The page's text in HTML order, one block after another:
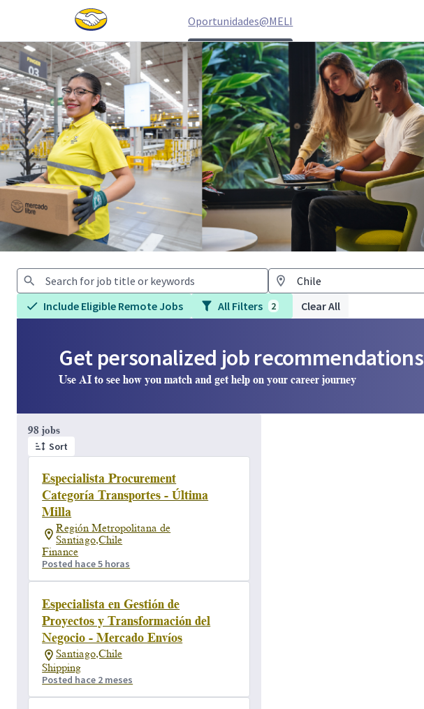
Oportunidades@MELI
Jobs
Include Eligible Remote Jobs
All Filters 2 Clear All
Get personalized job recommendations
Use AI to see how you match and get help on your career journey
98 jobs
Sort
Especialista Procurement
Categoría Transportes - Última
Milla
Región Metropolitana de
Santiago,Chile
Finance
Posted hace 5 horas
Especialista en Gestión de
Proyectos y Transformación del
Negocio - Mercado Envíos
Santiago,Chile
Shipping
Posted hace 2 meses
Page 1 of 10